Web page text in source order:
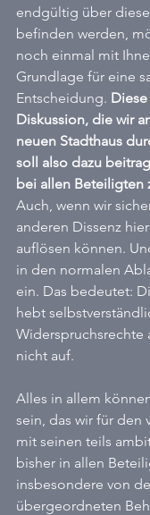
endgültig über
befinden werden,
noch einmal mit
Grundlage für eine
Entscheidung.
Diskussion, die wir
neuen Stadthaus
soll also dazu
bei allen Beteiligten
Auch, wenn wir
anderen Dissenz
auflösen können.
in den normalen
ein. Das bedeutet:
hebt
Widerspruchsrechte
nicht auf.
Alles in allem
sein, das wir für den
mit seinen teils
bisher in allen
insbesondere von
übergeordneten